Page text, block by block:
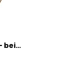
Holz Hexagon Birke natur - beidseitig farblos lackiert, Deko und Basteln, 3-50cm aus 3mm Birkensperrholz, einzeln oder im Set erhältlich, Größe:3cm, Pack mit:100 Stück